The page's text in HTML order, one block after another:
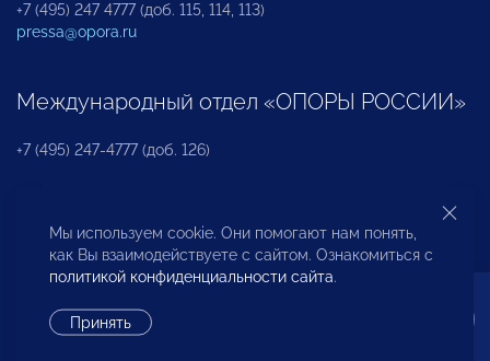
+7 (495) 247 4777 (доб. 115, 114, 113)
pressa@opora.ru
Международный отдел «ОПОРЫ РОССИИ»
+7 (495) 247-4777 (доб. 126)
Бюро по защите прав предпринимателей и
инвесторов
Мы используем cookie. Они помогают нам понять,
как Вы взаимодействуете с сайтом. Ознакомиться с
политикой конфиденциальности сайта.
Принять